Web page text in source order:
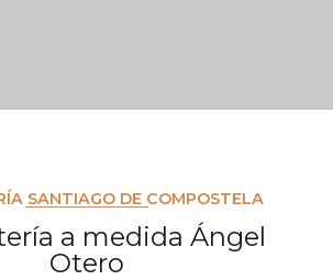
SANTIAGO DE COMPOSTELA
a medida Ángel
Otero